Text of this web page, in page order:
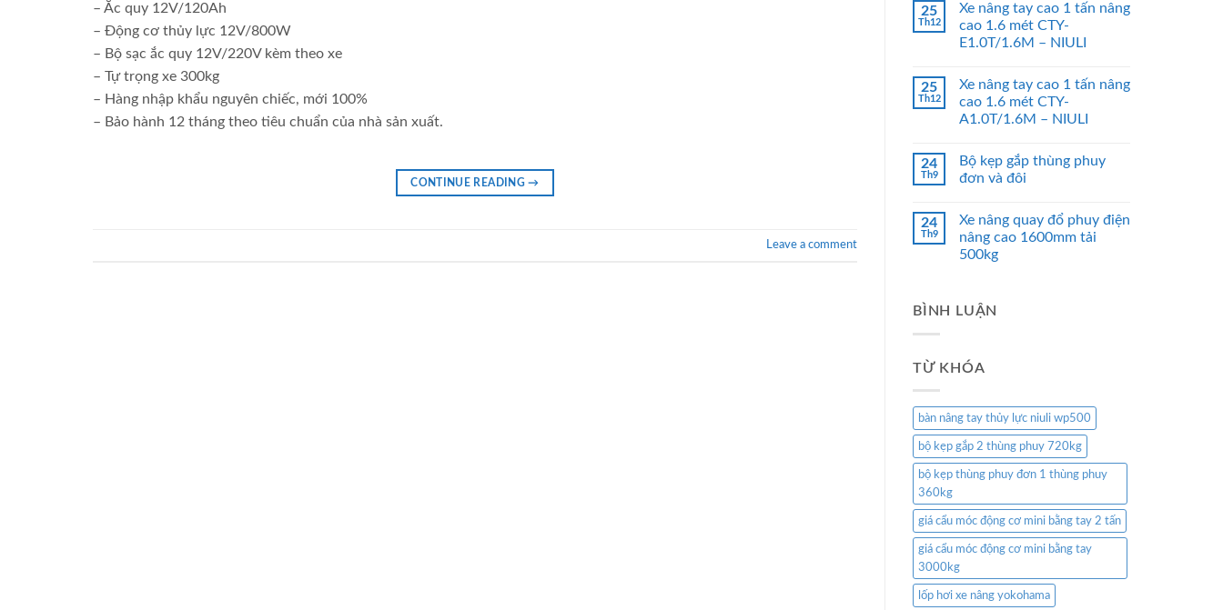
– Ắc quy 12V/120Ah
– Động cơ thủy lực 12V/800W
– Bộ sạc ắc quy 12V/220V kèm theo xe
– Tự trọng xe 300kg
– Hàng nhập khẩu nguyên chiếc, mới 100%
– Bảo hành 12 tháng theo tiêu chuẩn của nhà sản xuất.
CONTINUE READING→
Leave a comment
25
Th12
Xe nâng tay cao 1 tấn nâng
cao 1.6 mét CTY-
E1.0T/1.6M – NIULI
25
Th12
Xe nâng tay cao 1 tấn nâng
cao 1.6 mét CTY-
A1.0T/1.6M – NIULI
24
Th9
Bộ kẹp gắp thùng phuy
đơn và đôi
24
Th9
Xe nâng quay đổ phuy điện
nâng cao 1600mm tải
500kg
BÌNH LUẬN
TỪ KHÓA
bàn nâng tay thủy lực niuli wp500
bộ kẹp gắp 2 thùng phuy 720kg
bộ kẹp thùng phuy đơn 1 thùng phuy
360kg
giá cẩu móc động cơ mini bằng tay 2 tấn
giá cẩu móc động cơ mini bằng tay
3000kg
lốp hơi xe nâng yokohama